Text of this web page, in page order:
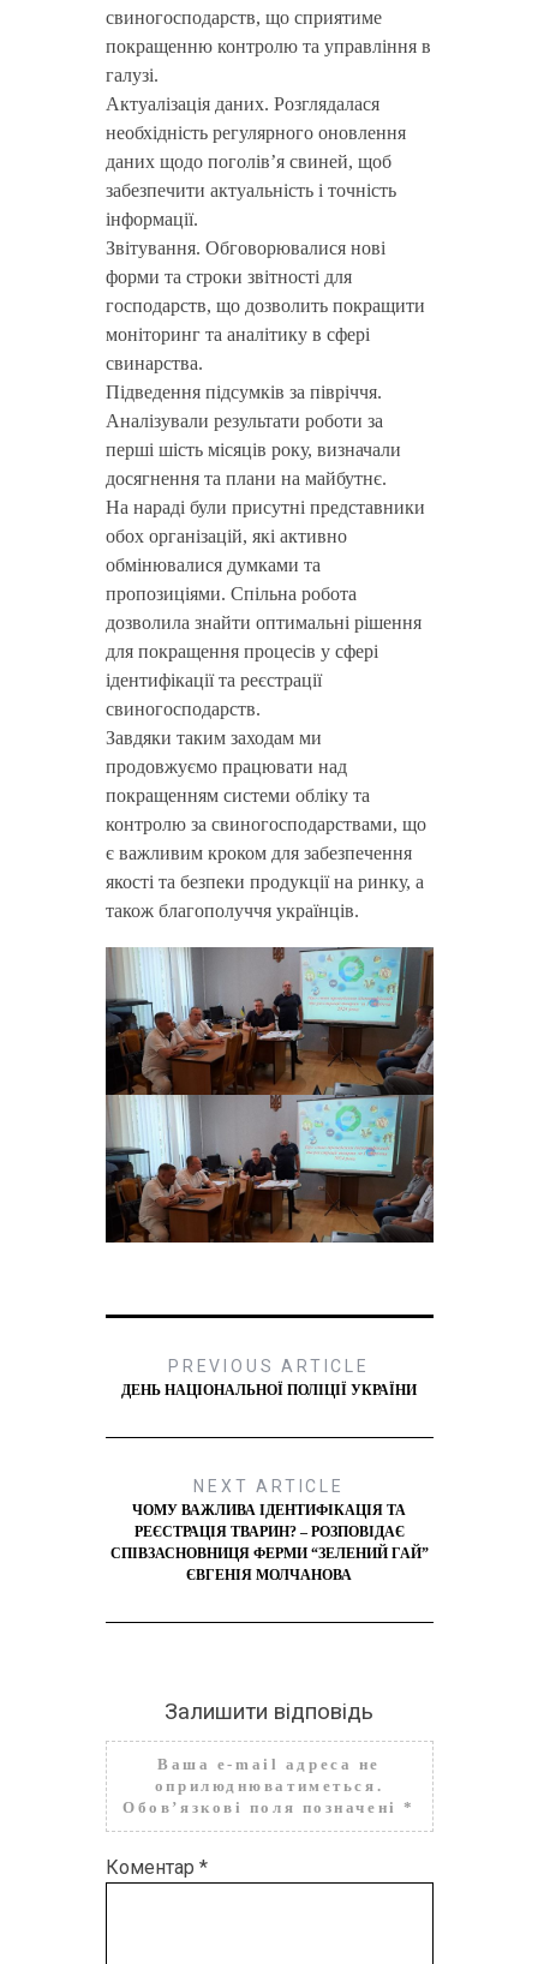
свиногосподарств, що сприятиме
покращенню контролю та управління в
галузі.
Актуалізація даних. Розглядалася
необхідність регулярного оновлення
даних щодо поголів’я свиней, щоб
забезпечити актуальність і точність
інформації.
Звітування. Обговорювалися нові
форми та строки звітності для
господарств, що дозволить покращити
моніторинг та аналітику в сфері
свинарства.
Підведення підсумків за півріччя.
Аналізували результати роботи за
перші шість місяців року, визначали
досягнення та плани на майбутнє.
На нараді були присутні представники
обох організацій, які активно
обмінювалися думками та
пропозиціями. Спільна робота
дозволила знайти оптимальні рішення
для покращення процесів у сфері
ідентифікації та реєстрації
свиногосподарств.
Завдяки таким заходам ми
продовжуємо працювати над
покращенням системи обліку та
контролю за свиногосподарствами, що
є важливим кроком для забезпечення
якості та безпеки продукції на ринку, а
також благополуччя українців.
PREVIOUS ARTICLE
ДЕНЬ НАЦІОНАЛЬНОЇ ПОЛІЦІЇ УКРАЇНИ
NEXT ARTICLE
ЧОМУ ВАЖЛИВА ІДЕНТИФІКАЦІЯ ТА
РЕЄСТРАЦІЯ ТВАРИН? – РОЗПОВІДАЄ
СПІВЗАСНОВНИЦЯ ФЕРМИ “ЗЕЛЕНИЙ ГАЙ”
ЄВГЕНІЯ МОЛЧАНОВА
Залишити відповідь
Ваша e-mail адреса не
оприлюднюватиметься.
Обов’язкові поля позначені*
Коментар *